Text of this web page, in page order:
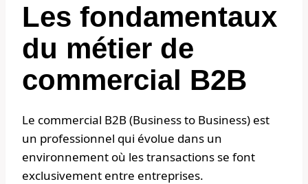
Les fondamentaux
du métier de
commercial B2B
Le commercial B2B (Business to Business) est
un professionnel qui évolue dans un
environnement où les transactions se font
exclusivement entre entreprises.